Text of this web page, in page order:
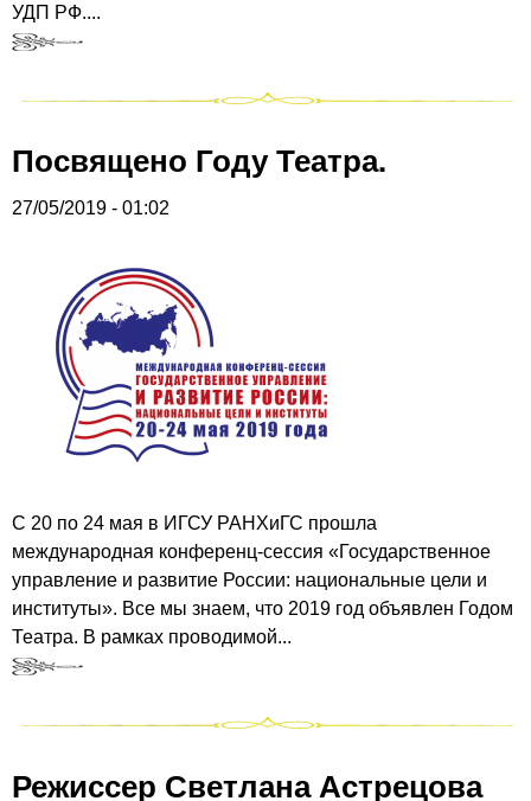
УДП РФ....
Посвящено Году Театра.
27/05/2019 - 01:02
С 20 по 24 мая в ИГСУ РАНХиГС прошла
международная конференц-сессия «Государственное
управление и развитие России: национальные цели и
институты». Все мы знаем, что 2019 год объявлен Годом
Театра. В рамках проводимой...
Режиссер Светлана Астрецова